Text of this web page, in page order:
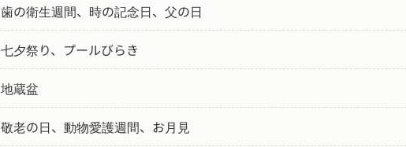
歯の衛生週間、時の記念日、父の日
七夕祭り、プールびらき
地蔵盆
敬老の日、動物愛護週間、お月見